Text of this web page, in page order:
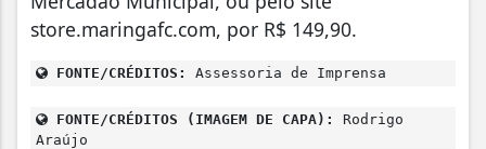
store.maringafc.com, por R$ 149,90.
FONTE/CRÉDITOS: Assessoria de Imprensa
FONTE/CRÉDITOS (IMAGEM DE CAPA):
Rodrigo
Araújo